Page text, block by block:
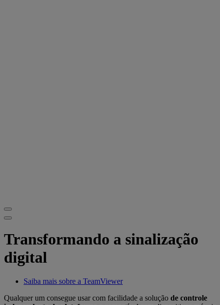
Transformando a sinalização
digital
Saiba mais sobre a TeamViewer
Qualquer um consegue usar com facilidade a solução de controle